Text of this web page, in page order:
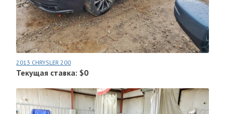
2013 CHRYSLER 200
Текущая ставка: $0